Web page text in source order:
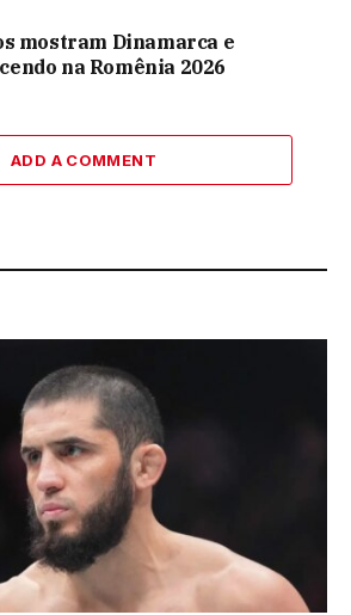
mostram Dinamarca e
na Romênia 2026
ADD A COMMENT